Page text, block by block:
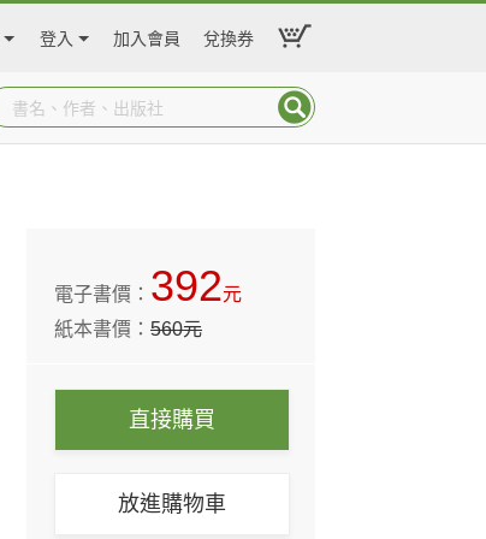
登入 加入會員 兌換券
電子書價： 392元
紙本書價：560元
直接購買
放進購物車